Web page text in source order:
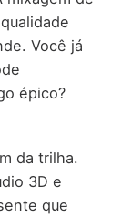
Você já
épico?
da trilha.
3D e
que